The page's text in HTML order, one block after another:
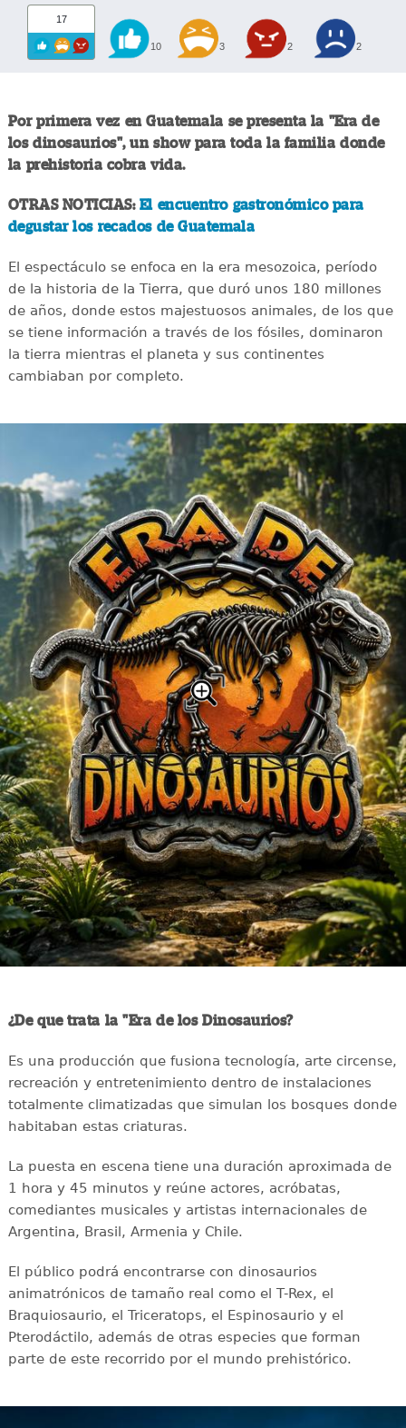
17
10 3 2 2
Por primera vez en Guatemala se presenta la "Era de
los dinosaurios", un show para toda la familia donde
la prehistoria cobra vida.
OTRAS NOTICIAS: El encuentro gastronómico para
degustar los recados de Guatemala
El espectáculo se enfoca en la era mesozoica, período
de la historia de la Tierra, que duró unos 180 millones
de años, donde estos majestuosos animales, de los que
se tiene información a través de los fósiles, dominaron
la tierra mientras el planeta y sus continentes
cambiaban por completo.
¿De que trata la "Era de los Dinosaurios?
Es una producción que fusiona tecnología, arte circense,
recreación y entretenimiento dentro de instalaciones
totalmente climatizadas que simulan los bosques donde
habitaban estas criaturas.
La puesta en escena tiene una duración aproximada de
1 hora y 45 minutos y reúne actores, acróbatas,
comediantes musicales y artistas internacionales de
Argentina, Brasil, Armenia y Chile.
El público podrá encontrarse con dinosaurios
animatrónicos de tamaño real como el T-Rex, el
Braquiosaurio, el Triceratops, el Espinosaurio y el
Pterodáctilo, además de otras especies que forman
parte de este recorrido por el mundo prehistórico.